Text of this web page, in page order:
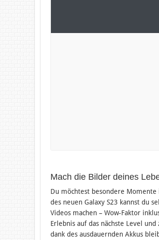
Mach die Bilder deines
Du möchtest besondere
des neuen Galaxy S23 kannst du
Videos machen – Wow-Faktor
Erlebnis auf das nächste Level
dank des ausdauernden Akkus